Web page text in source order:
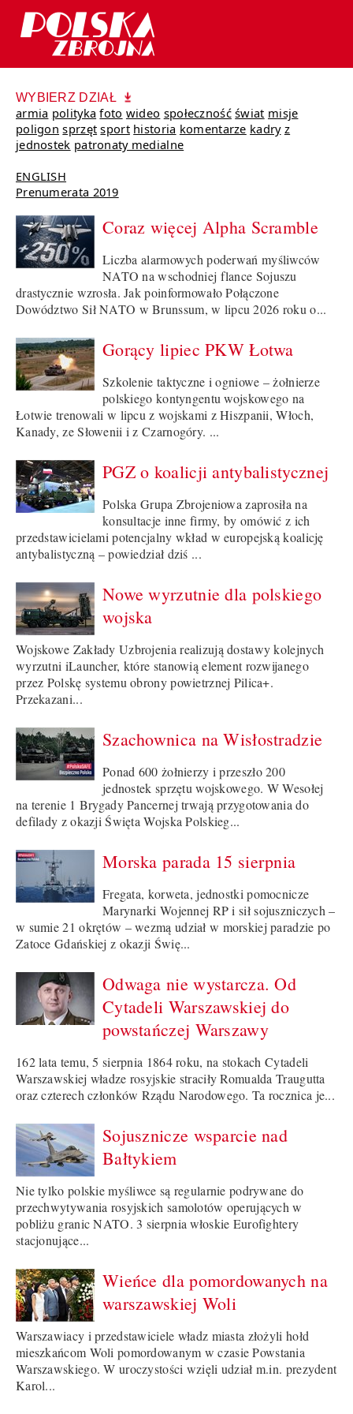
WYBIERZ DZIAŁ
armia polityka foto wideo społeczność świat misje
poligon sprzęt sport historia komentarze kadry z
jednostek patronaty medialne
ENGLISH
Prenumerata 2019
Coraz więcej Alpha Scramble
Liczba alarmowych poderwań myśliwców
NATO na wschodniej flance Sojuszu
drastycznie wzrosła. Jak poinformowało Połączone
Dowództwo Sił NATO w Brunssum, w lipcu 2026 roku o...
Gorący lipiec PKW Łotwa
Szkolenie taktyczne i ogniowe – żołnierze
polskiego kontyngentu wojskowego na
Łotwie trenowali w lipcu z wojskami z Hiszpanii, Włoch,
Kanady, ze Słowenii i z Czarnogóry. ...
PGZ o koalicji antybalistycznej
Polska Grupa Zbrojeniowa zaprosiła na
konsultacje inne firmy, by omówić z ich
przedstawicielami potencjalny wkład w europejską koalicję
antybalistyczną – powiedział dziś ...
Nowe wyrzutnie dla polskiego
wojska
Wojskowe Zakłady Uzbrojenia realizują dostawy kolejnych
wyrzutni iLauncher, które stanowią element rozwijanego
przez Polskę systemu obrony powietrznej Pilica+.
Przekazani...
Szachownica na Wisłostradzie
Ponad 600 żołnierzy i przeszło 200
jednostek sprzętu wojskowego. W Wesołej
na terenie 1 Brygady Pancernej trwają przygotowania do
defilady z okazji Święta Wojska Polskieg...
Morska parada 15 sierpnia
Fregata, korweta, jednostki pomocnicze
Marynarki Wojennej RP i sił sojuszniczych –
w sumie 21 okrętów – wezmą udział w morskiej paradzie po
Zatoce Gdańskiej z okazji Świę...
Odwaga nie wystarcza. Od
Cytadeli Warszawskiej do
powstańczej Warszawy
162 lata temu, 5 sierpnia 1864 roku, na stokach Cytadeli
Warszawskiej władze rosyjskie straciły Romualda Traugutta
oraz czterech członków Rządu Narodowego. Ta rocznica je...
Sojusznicze wsparcie nad
Bałtykiem
Nie tylko polskie myśliwce są regularnie podrywane do
przechwytywania rosyjskich samolotów operujących w
pobliżu granic NATO. 3 sierpnia włoskie Eurofightery
stacjonujące...
Wieńce dla pomordowanych na
warszawskiej Woli
Warszawiacy i przedstawiciele władz miasta złożyli hołd
mieszkańcom Woli pomordowanym w czasie Powstania
Warszawskiego. W uroczystości wzięli udział m.in. prezydent
Karol...